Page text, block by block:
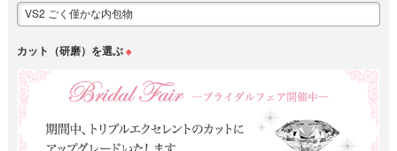
カット（研磨）を選ぶ※